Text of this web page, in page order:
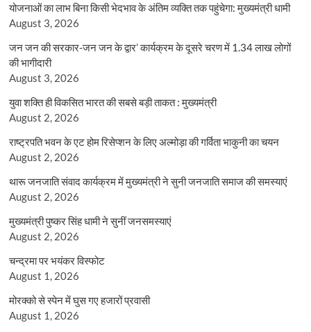
योजनाओं का लाभ बिना किसी भेदभाव के अंतिम व्यक्ति तक पहुंचेगा: मुख्यमंत्री धामी
August 3, 2026
जन जन की सरकार-जन जन के द्वार’ कार्यक्रम के दूसरे चरण में 1.34 लाख लोगों
की भागीदारी
August 3, 2026
युवा शक्ति ही विकसित भारत की सबसे बड़ी ताकत : मुख्यमंत्री
August 2, 2026
राष्ट्रपति भवन के एट होम रिसेप्शन के लिए अल्मोड़ा की गर्विता भाकुनी का चयन
August 2, 2026
थारू जनजाति संवाद कार्यक्रम में मुख्यमंत्री ने सुनी जनजाति समाज की समस्याएं
August 2, 2026
मुख्यमंत्री पुष्कर सिंह धामी ने सुनीं जनसमस्याएं
August 2, 2026
चन्द्रमा पर भयंकर विस्फोट
August 1, 2026
मोरक्को से स्पेन में घुस गए हजारों प्रवासी
August 1, 2026